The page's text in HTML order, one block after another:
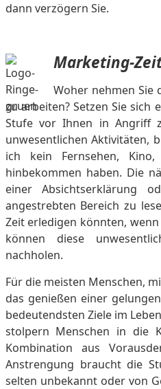
dann verzögern Sie.
Marketing-
Woher nehmen Sie
zu arbeiten? Setzen Sie sich
Stufe vor Ihnen in Angriff
unwesentlichen Aktivitäten,
ich kein Fernsehen,
hinbekommen haben. Die
einer Absichtserklärung
angestrebten Bereich zu
Zeit erledigen könnten,
können diese
nachholen.
Für die meisten Menschen,
das genießen einer
bedeutendsten Ziele im
stolpern Menschen in die
Kombination aus
Anstrengung braucht die
selten unbekannt oder von